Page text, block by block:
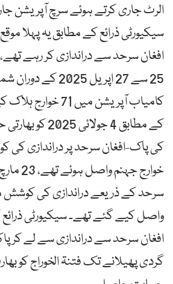
الرٹ جاری کرتے ہوئے سرچ آپریشن
سیکیورٹی ذرائع کے مطابق یہ پہلا
افغان سرحد سے دراندازی کر رہے
25 سے 27 اپریل
کامیاب آپریشن میں
کے مطابق 4
واصل کیے گئے تھے۔ سیکیورٹی
افغان سرحد سے دراندازی سے لے
گردی پھیلانے تک فتنۃ الخوراج کو